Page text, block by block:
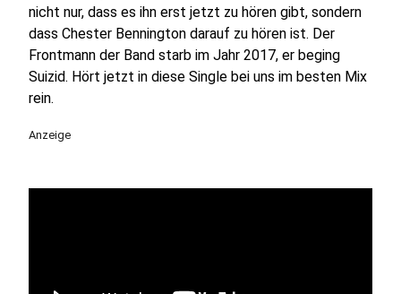
nicht nur, dass es ihn erst jetzt zu hören gibt, sondern
dass Chester Bennington darauf zu hören ist. Der
Frontmann der Band starb im Jahr 2017, er beging
Suizid. Hört jetzt in diese Single bei uns im besten Mix
rein.
Anzeige